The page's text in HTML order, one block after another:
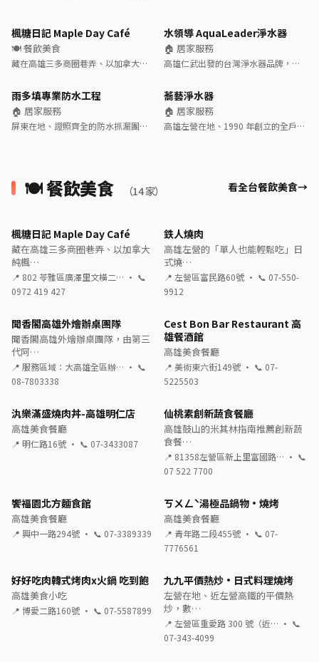
楓糖日記 Maple Day Café
🍽️ 餐飲美食
藏在高雄三多商圈巷弄、以加拿大…
水領導 AquaLeader淨水器
🏠 居家服務
高雄仁武出發的台灣淨水器品牌，…
雨多填專業防水工程
🏠 居家服務
屏東在地、證照齊全的防水抓漏團…
蕎藝淨水器
🏠 居家服務
高雄左營在地、1990 年創立的全戶…
🍽️ 餐飲美食 （14 家） 看全台餐飲美食
楓糖日記 Maple Day Café
藏在高雄三多商圈巷弄、以加拿大
純楓…
📍 802 苓雅區廣澤里文橫二… · 📞
0972 419 427
鉄人燒肉
高雄左營的「單人也能輕鬆吃」日
式燒…
📍 左營區富民路60號 · 📞 07-550-
9912
聞香閣高雄外燴辦桌團隊
聞香閣高雄外燴辦桌團隊，由第三
代阿…
📍 服務區域：大高雄全區辦… · 📞
08-7803338
Cest Bon Bar Restaurant 高
雄餐酒館
高雄美食餐廳
📍 美術東六街149號 · 📞 07-
5225503
汍樂滿盛燒肉丼-高雄明仁店
高雄美食餐廳
📍 明仁路16號 · 📞 07-3433087
仙桃素創新蔬食餐廳
高雄鼓山的米其林指南推薦創新蔬
食餐…
📍 81358左營區新上里富國路… · 📞
07 522 7700
饗福園北方麵食館
高雄美食餐廳
📍 興中一路294號 · 📞 07-3389339
ㄎㄨㄥˋ湯極品鍋物·燒烤
高雄美食餐廳
📍 青年路二段455號 · 📞 07-
7776561
好好吃肉韓式烤肉x火鍋 吃到飽
高雄美食小吃
📍 博愛二路160號 · 📞 07-5587899
九九平價熱炒·日式料理燒烤
左營在地、近左營高鐵的平價熱
炒，數…
📍 左營區重愛路 300 號（近… · 📞
07-343-4099